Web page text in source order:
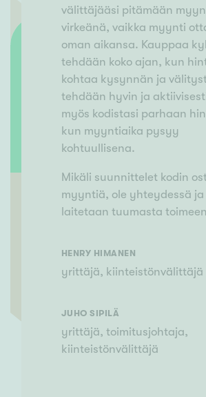
välittäjääsi pitämään
virkeänä, vaikka myynti
oman aikansa. Kauppaa
tehdään koko ajan, kun
kohtaa kysynnän ja
tehdään hyvin ja
myös kodistasi parhaan
kun myyntiaika pysyy
kohtuullisena.
Mikäli suunnittelet kodin
myyntiä, ole yhteydessä ja
laitetaan tuumasta
HENRY HIMANEN
yrittäjä, kiinteistönvälittäjä
JUHO SIPILÄ
yrittäjä, toimitusjohtaja,
kiinteistönvälittäjä